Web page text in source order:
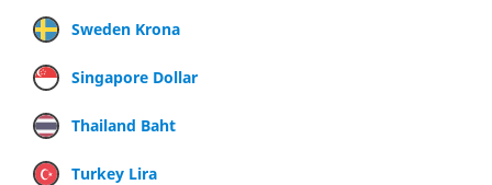
Sweden Krona
Singapore Dollar
Thailand Baht
Turkey Lira